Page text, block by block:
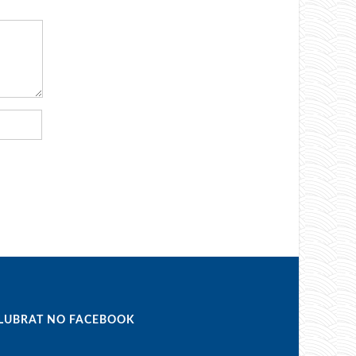
NO FACEBOOK